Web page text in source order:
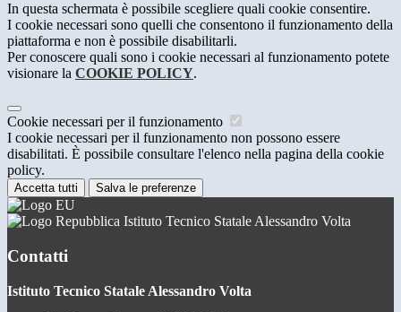
In questa schermata è possibile scegliere quali cookie consentire.
I cookie necessari sono quelli che consentono il funzionamento della
piattaforma e non è possibile disabilitarli.
Per conoscere quali sono i cookie necessari al funzionamento potete
visionare la COOKIE POLICY.
Cookie necessari per il funzionamento
I cookie necessari per il funzionamento non possono essere
disabilitati. È possibile consultare l'elenco nella pagina della cookie
policy.
Accetta tutti Salva le preferenze
Istituto Tecnico Statale Alessandro Volta
Contatti
Istituto Tecnico Statale Alessandro Volta